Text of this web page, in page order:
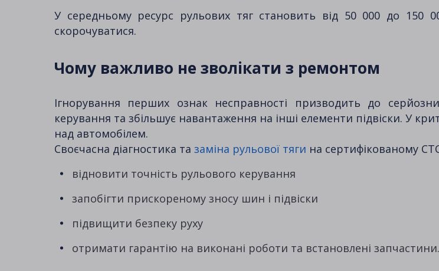
У середньому ресурс рульових тяг становить від 50 000 до 150
скорочуватися.
Чому важливо не зволікати з ремонтом
Ігнорування перших ознак несправності призводить до
керування та збільшує навантаження на інші елементи підвіски. У
над автомобілем.
Своєчасна діагностика та заміна рульової тяги на сертифікованому
відновити точність рульового керування
запобігти прискореному зносу шин і підвіски
підвищити безпеку руху
отримати гарантію на виконані роботи та встановлені запчастини.